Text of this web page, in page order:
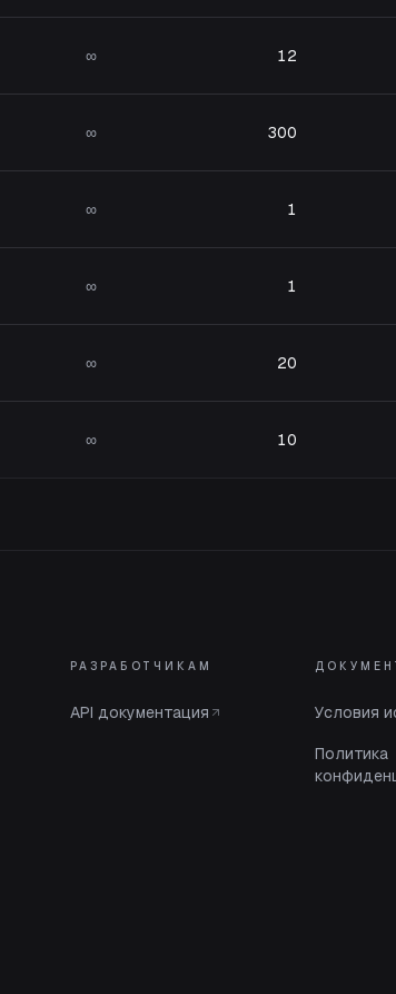
∞ 12
∞ 300
∞ 1
∞ 1
∞ 20
∞ 10
РАЗРАБОТЧИКАМ
API документация Условия
Политика